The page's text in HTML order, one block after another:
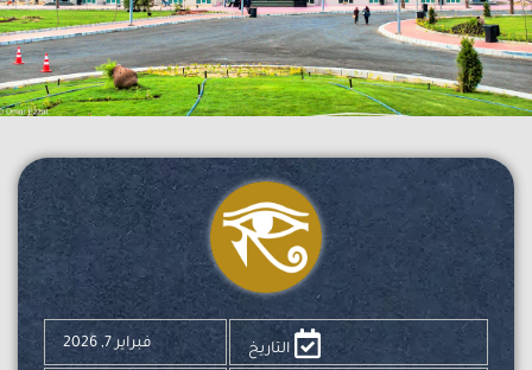
التاريخ فبراير 7, 2026